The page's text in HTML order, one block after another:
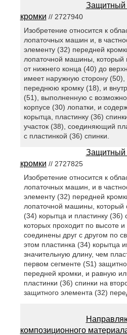
Защитный
кромки // 2727940
Изобретение относится к
лопаточных машин и, в
элементу (32) передней
лопаточной машины, который
от нижнего конца (40) до
имеет наружную сторону
переднюю кромку (18), и
(51), выполненную с
корпусе (30) лопатки, и
корытца, пластинку (36)
участок (38), соединяющий
с пластинкой (36) спинки.
Защитный
кромки // 2727825
Изобретение относится к
лопаточных машин, и в
элементу (32) передней
лопаточной машины, который
(34) корытца и пластинку (36)
которых проходит по высоте
соединены друг с другом по
этом пластинка (34) корытца
значительную длину, чем
первом сегменте (S1)
передней кромки, и равную
пластинки (36) спинки на
защитного элемента (32)
композиционного